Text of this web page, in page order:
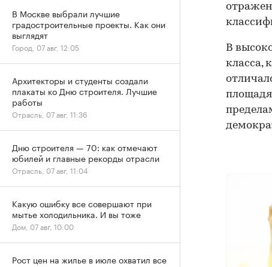
В
класса,
В Москве выбрали лучшие
градостроительные проекты. Как они
выглядят
Город, 07 авг, 12:05
Архитекторы и студенты создали
плакаты ко Дню строителя. Лучшие
работы
Отрасль, 07 авг, 11:36
Дню строителя — 70: как отмечают
юбилей и главные рекорды отрасли
Отрасль, 07 авг, 11:04
Какую ошибку все совершают при
мытье холодильника. И вы тоже
Дом, 07 авг, 10:00
Рост цен на жилье в июле охватил все